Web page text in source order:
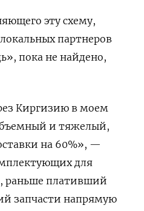
эту схему,
партнеров
пока не найдено,
Киргизию в моем
и тяжелый,
на 60%», —
для
раньше плативший
запчасти напрямую